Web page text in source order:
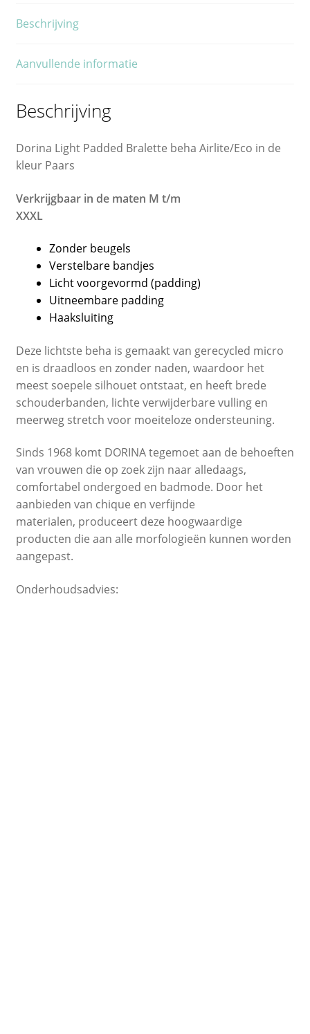
Beschrijving
Aanvullende informatie
Beschrijving
Dorina Light Padded Bralette beha Airlite/Eco in de
kleur Paars
Verkrijgbaar in de maten M t/m
XXXL
Zonder beugels
Verstelbare bandjes
Licht voorgevormd (padding)
Uitneembare padding
Haaksluiting
Deze lichtste beha is gemaakt van gerecycled micro
en is draadloos en zonder naden, waardoor het
meest soepele silhouet ontstaat, en heeft brede
schouderbanden, lichte verwijderbare vulling en
meerweg stretch voor moeiteloze ondersteuning.
Sinds 1968 komt DORINA tegemoet aan de behoeften
van vrouwen die op zoek zijn naar alledaags,
comfortabel ondergoed en badmode. Door het
aanbieden van chique en verfijnde
materialen, produceert deze hoogwaardige
producten die aan alle morfologieën kunnen worden
aangepast.
Onderhoudsadvies: